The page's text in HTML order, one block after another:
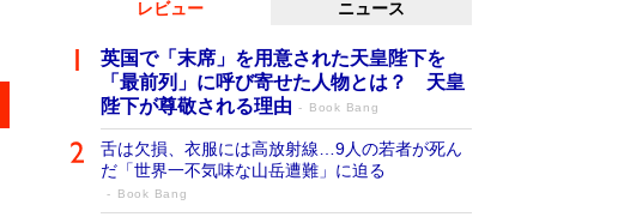
レビュー ニュース
英国で「末席」を用意された天皇陛下を
「最前列」に呼び寄せた人物とは？ 天皇
陛下が尊敬される理由
Book Bang
舌は欠損、衣服には高放射線…9人の若者が死ん
だ「世界一不気味な山岳遭難」に迫る
Book Bang